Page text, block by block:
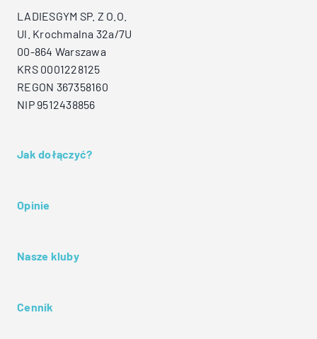
LADIESGYM SP. Z O.O.
Ul. Krochmalna 32a/7U
00-864 Warszawa
KRS 0001228125
REGON 367358160
NIP 9512438856
Jak dołączyć?
Opinie
Nasze kluby
Cennik